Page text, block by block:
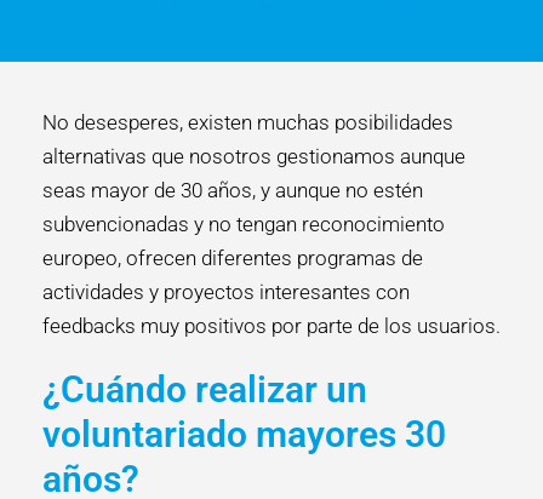
No desesperes, existen muchas posibilidades
alternativas que nosotros gestionamos aunque
seas mayor de 30 años, y aunque no estén
subvencionadas y no tengan reconocimiento
europeo, ofrecen diferentes programas de
actividades y proyectos interesantes con
feedbacks muy positivos por parte de los usuarios.
¿Cuándo realizar un
voluntariado mayores 30
años?